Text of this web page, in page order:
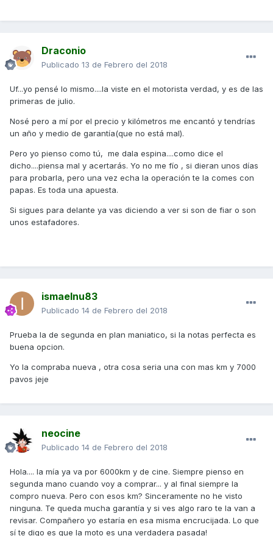
Draconio
Publicado 13 de Febrero del 2018
Uf...yo pensé lo mismo....la viste en el motorista verdad, y es de las
primeras de julio.
Nosé pero a mí por el precio y kilómetros me encantó y tendrías
un año y medio de garantía(que no está mal).
Pero yo pienso como tú, me dala espina....como dice el
dicho....piensa mal y acertarás. Yo no me fío , si dieran unos días
para probarla, pero una vez echa la operación te la comes con
papas. Es toda una apuesta.
Si sigues para delante ya vas diciendo a ver si son de fiar o son
unos estafadores.
ismaelnu83
Publicado 14 de Febrero del 2018
Prueba la de segunda en plan maniatico, si la notas perfecta es
buena opcion.
Yo la compraba nueva , otra cosa seria una con mas km y 7000
pavos jeje
neocine
Publicado 14 de Febrero del 2018
Hola.... la mía ya va por 6000km y de cine. Siempre pienso en
segunda mano cuando voy a comprar... y al final siempre la
compro nueva. Pero con esos km? Sinceramente no he visto
ninguna. Te queda mucha garantía y si ves algo raro te la van a
revisar. Compañero yo estaría en esa misma encrucijada. Lo que
sí te digo es que la moto es una verdadera pasada!